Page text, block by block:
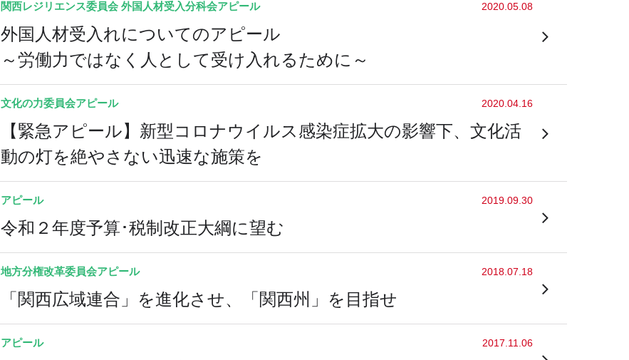
関西レジリエンス委員会 外国人材受入分科会アピール 2020.05.08
外国人材受入れについてのアピール
～労働力ではなく人として受け入れるために～
文化の力委員会アピール 2020.04.16
【緊急アピール】新型コロナウイルス感染症拡大の影響下、文化活
動の灯を絶やさない迅速な施策を
アピール 2019.09.30
令和２年度予算･税制改正大綱に望む
地方分権改革委員会アピール 2018.07.18
「関西広域連合」を進化させ、「関西州」を目指せ
アピール 2017.11.06